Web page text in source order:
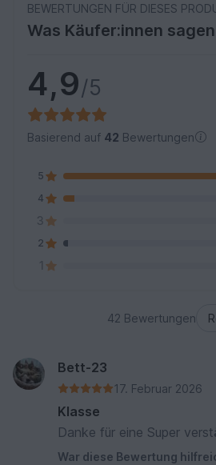
BEWERTUNGEN FÜR DIESES
Was Käufer:innen sagen
4,9/5
Basierend auf 42 Bewertungen
5
4
3
2
1
42 Bewertungen
Bett-23
17. Februar 2026
Klasse
Danke für eine Super
War diese Bewertung